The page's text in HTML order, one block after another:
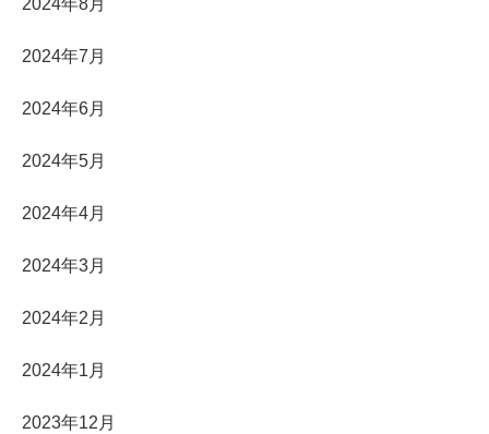
2024年8月
2024年7月
2024年6月
2024年5月
2024年4月
2024年3月
2024年2月
2024年1月
2023年12月